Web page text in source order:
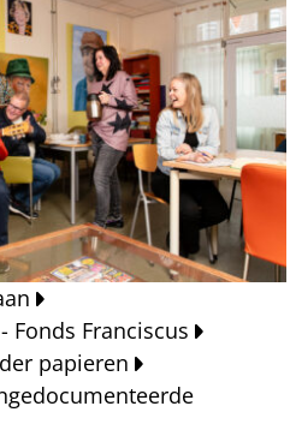
Fonds Franciscus
papieren